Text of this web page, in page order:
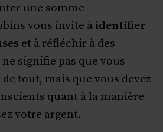
une somme
vous invite à identifier
et à réfléchir à des
signifie pas que vous
tout, mais que vous devez
quant à la manière
votre argent.